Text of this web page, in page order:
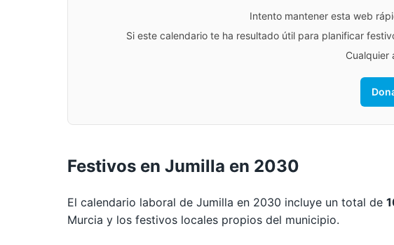
Intento mantener esta web
Si este calendario te ha resultado útil para planificar
Cualquier
Festivos en Jumilla en 2030
El calendario laboral de Jumilla en 2030 incluye un total de
Murcia y los festivos locales propios del municipio.